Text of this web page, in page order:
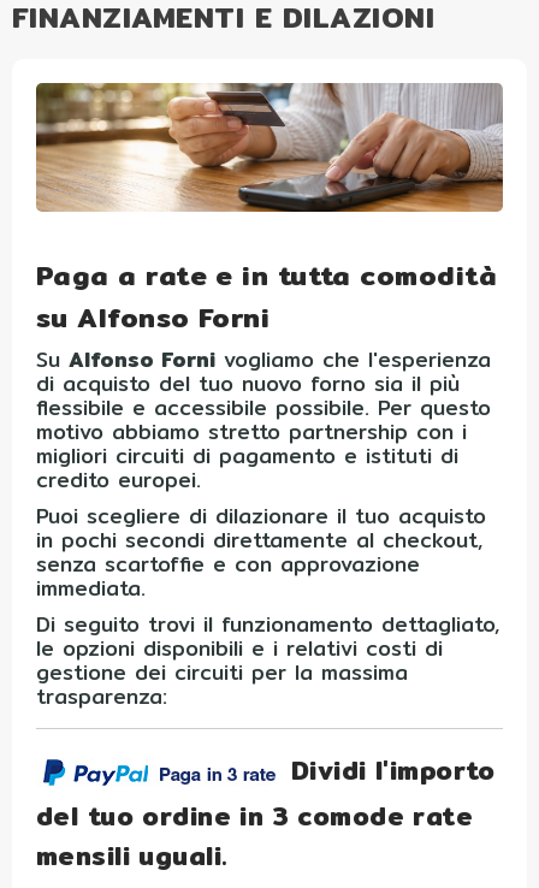
FINANZIAMENTI E DILAZIONI
Paga a rate e in tutta comodità
su Alfonso Forni
Su Alfonso Forni vogliamo che l'esperienza
di acquisto del tuo nuovo forno sia il più
flessibile e accessibile possibile. Per questo
motivo abbiamo stretto partnership con i
migliori circuiti di pagamento e istituti di
credito europei.
Puoi scegliere di dilazionare il tuo acquisto
in pochi secondi direttamente al checkout,
senza scartoffie e con approvazione
immediata.
Di seguito trovi il funzionamento dettagliato,
le opzioni disponibili e i relativi costi di
gestione dei circuiti per la massima
trasparenza:
Dividi l'importo
del tuo ordine in 3 comode rate
mensili uguali.